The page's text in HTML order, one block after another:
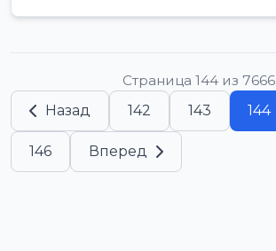
Страница 144 из 7666
Назад
142 143 144
146 Вперед